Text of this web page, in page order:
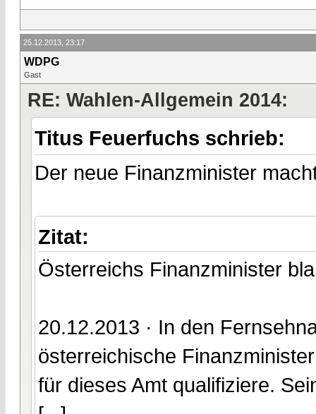
25.12.2013, 23:17
WDPG
Gast
RE: Wahlen-Allgemein 2014:
Titus Feuerfuchs schrieb:
Der neue Finanzminister
Zitat:
Österreichs Finanzminister
20.12.2013 · In den
österreichische
für dieses Amt qualifiziere.